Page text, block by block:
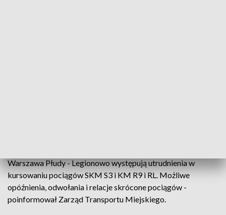
Warszawa Płudy - Legionowo występują utrudnienia w
kursowaniu pociągów SKM S3 i KM R9 i RL. Możliwe
opóźnienia, odwołania i relacje skrócone pociągów -
poinformował Zarząd Transportu Miejskiego.